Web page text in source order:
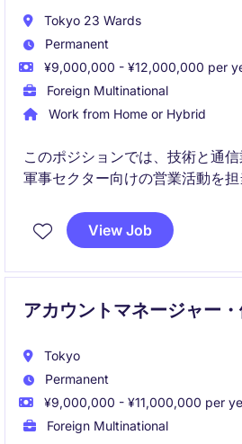
Tokyo 23 Wards
Permanent
¥9,000,000 - ¥12,000,000 per
Foreign Multinational
Work from Home or Hybrid
このポジションでは、技術と通
軍事セクター向けの営業活動を
ョンを提供することで事業の拡大
View Job
アカウントマネージャー
Tokyo
Permanent
¥9,000,000 - ¥11,000,000 per
Foreign Multinational